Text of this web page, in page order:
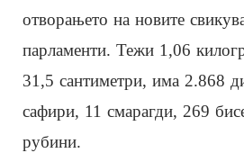
отворањето на новите
парламенти. Тежи 1,06
31,5 сантиметри, има 2.868
сафири, 11 смарагди, 269
рубини.